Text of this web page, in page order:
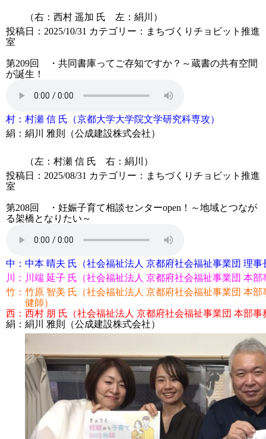
（右 ： 西村 遥加 氏 左：絹川）
投稿日：2025/10/31 カテゴリー： まちづくりチョビット推進
室
第209回 ・共同書庫ってご存知ですか？～蔵書の共有空間
が誕生！
村： 村瀬 信 氏（京都大学大学院文学研究科専攻）
絹： 絹川 雅則（公成建設株式会社）
（左：村瀬 信 氏 右：絹川）
投稿日：2025/08/31 カテゴリー： まちづくりチョビット推進
室
第208回 ・妊娠子育て相談センターopen！～地域とつなが
る架橋となりたい～
中： 中本 晴夫 氏（社会福祉法人 京都府社会福祉事業団 理事
川： 川端 延子 氏（社会福祉法人 京都府社会福祉事業団 本部
竹： 竹原 智美 氏（社会福祉法人 京都府社会福祉事業団 本
健師）
西： 西村 朋 氏（社会福祉法人 京都府社会福祉事業団 本部
絹： 絹川 雅則（公成建設株式会社）